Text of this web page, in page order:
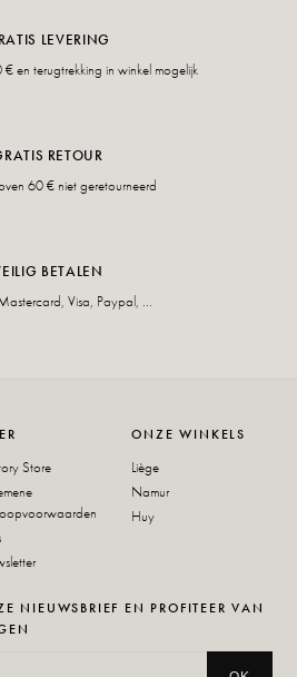
LEVERING
en terugtrekking in winkel mogelijk
RETOUR
60 € niet geretourneerd
BETALEN
Visa, Paypal, ...
Store
ONZE WINKELS
Liège
Namur
Huy
NIEUWSBRIEF EN PROFITEER VAN